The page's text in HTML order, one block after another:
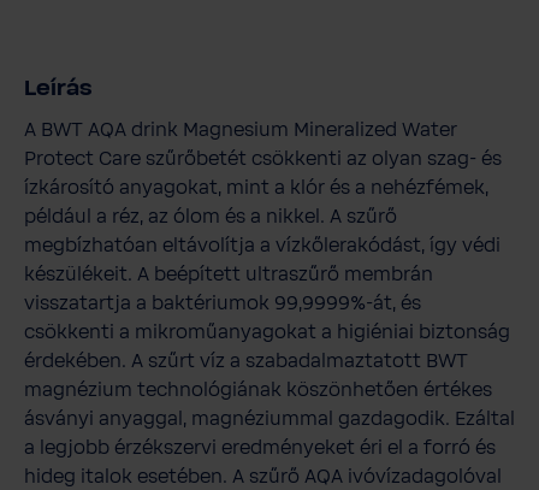
Leírás
A BWT AQA drink Magnesium Mineralized Water
Protect Care szűrőbetét csökkenti az olyan szag- és
ízkárosító anyagokat, mint a klór és a nehézfémek,
például a réz, az ólom és a nikkel. A szűrő
megbízhatóan eltávolítja a vízkőlerakódást, így védi
készülékeit. A beépített ultraszűrő membrán
visszatartja a baktériumok 99,9999%-át, és
csökkenti a mikroműanyagokat a higiéniai biztonság
érdekében. A szűrt víz a szabadalmaztatott BWT
magnézium technológiának köszönhetően értékes
ásványi anyaggal, magnéziummal gazdagodik. Ezáltal
a legjobb érzékszervi eredményeket éri el a forró és
hideg italok esetében. A szűrő AQA ivóvízadagolóval